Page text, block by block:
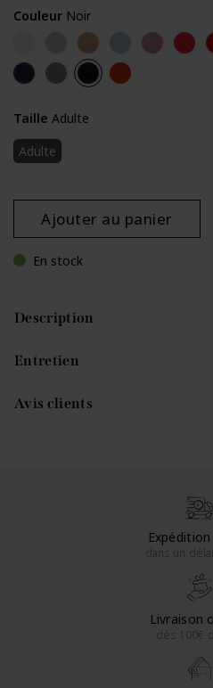
Couleur Noir
CraieCamelIcebergPoudreCorail
PolicierZinc gris
Noir Coquelicot
Taille Adulte
Adulte
Ajouter au panier
En stock
Description
Entretien
Avis clients
dans un
Livraison
dès 100€